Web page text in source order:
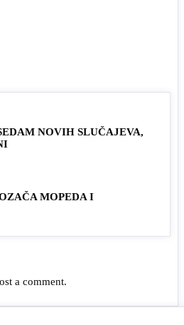
NOVIH SLUČAJEVA,
MOPEDA I
a comment.